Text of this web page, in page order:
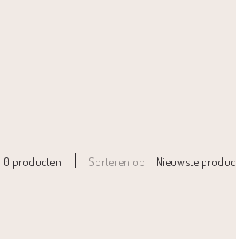
0 producten Sorteren op Nieuwste